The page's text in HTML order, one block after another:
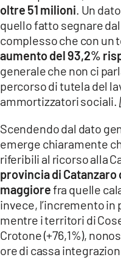
oltre 51 milioni . Un
quello fatto segnare
complesso che con un
aumento del 93,2%
generale che non ci
percorso di tutela del
ammortizzatori sociali.
Scendendo dal dato
emerge chiaramente
riferibili al ricorso alla
provincia di
maggiorefra quelle
invece, l’incremento in
mentre i territori di
Crotone (+76,1%),
ore di cassa